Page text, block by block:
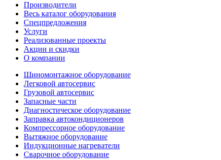
Производители
Весь каталог оборудования
Спецпредложения
Услуги
Реализованные проекты
Акции и скидки
О компании
Шиномонтажное оборудование
Легковой автосервис
Грузовой автосервис
Запасные части
Диагностическое оборудование
Заправка автокондиционеров
Компрессорное оборудование
Вытяжное оборудование
Индукционные нагреватели
Сварочное оборудование